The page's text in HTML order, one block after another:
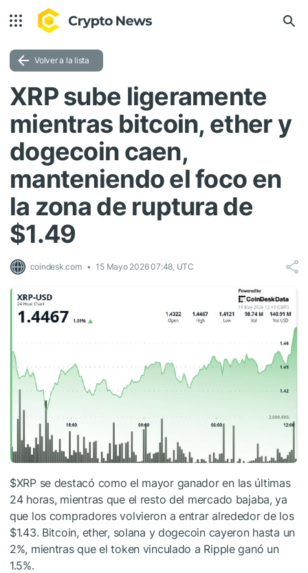
Volver a la lista
XRP sube ligeramente
mientras bitcoin, ether y
dogecoin caen,
manteniendo el foco en
la zona de ruptura de
$1.49
coindesk.com 15 Mayo 2026 07:48, UTC
$XRPse destacó como el mayor ganador en las últimas
24 horas, mientras que el resto del mercado bajaba, ya
que los compradores volvieron a entrar alrededor de los
$1.43. Bitcoin, ether, solana y dogecoin cayeron hasta un
2%, mientras que el token vinculado a Ripple ganó un
1.5%.